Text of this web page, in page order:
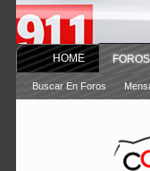
HOME FOROS
Buscar En Foros